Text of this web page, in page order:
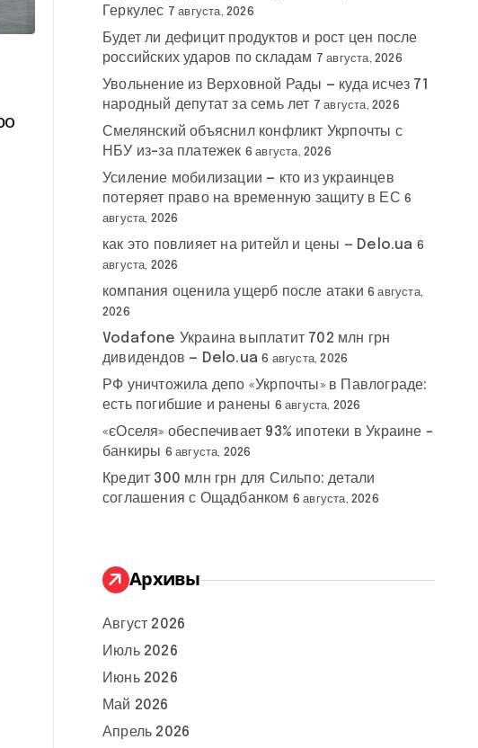
Геркулес 7 августа, 2026
Будет ли дефицит продуктов и рост цен после
российских ударов по складам 7 августа, 2026
Увольнение из Верховной Рады — куда исчез 71
народный депутат за семь лет 7 августа, 2026
Смелянский объяснил конфликт Укрпочты с
НБУ из-за платежек 6 августа, 2026
Усиление мобилизации — кто из украинцев
потеряет право на временную защиту в ЕС 6
августа, 2026
как это повлияет на ритейл и цены — Delo.ua 6
августа, 2026
компания оценила ущерб после атаки 6 августа,
2026
Vodafone Украина выплатит 702 млн грн
дивидендов — Delo.ua 6 августа, 2026
РФ уничтожила депо «Укрпочты» в Павлограде:
есть погибшие и ранены 6 августа, 2026
«єОселя» обеспечивает 93% ипотеки в Украине –
банкиры 6 августа, 2026
Кредит 300 млн грн для Сильпо: детали
соглашения с Ощадбанком 6 августа, 2026
Архивы
Август 2026
Июль 2026
Июнь 2026
Май 2026
Апрель 2026